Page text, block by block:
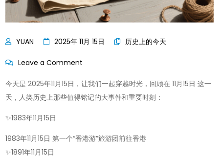
2025年 11月 15日 历史上的今天
Leave a Comment
史
上
天-2025
今天是 2025年11月15日，让我们一起穿越时光，回顾在 11月15日 这一
天，人类历史上那些值得铭记的大事件和重要时刻：
✨1983年11月15日
1983年11月15日 第一个“香港游”旅游团前往香港
✨1891年11月15日